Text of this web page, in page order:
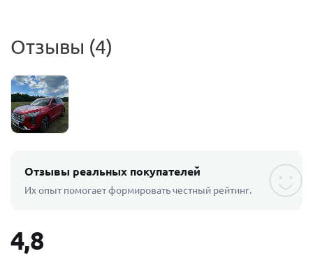
Отзывы (4)
Отзывы реальных покупателей
Их опыт помогает формировать честный рейтинг.
4,8